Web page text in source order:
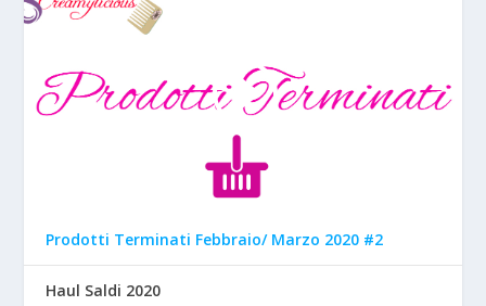
Prodotti Terminati Febbraio/ Marzo 2020 #2
Haul Saldi 2020